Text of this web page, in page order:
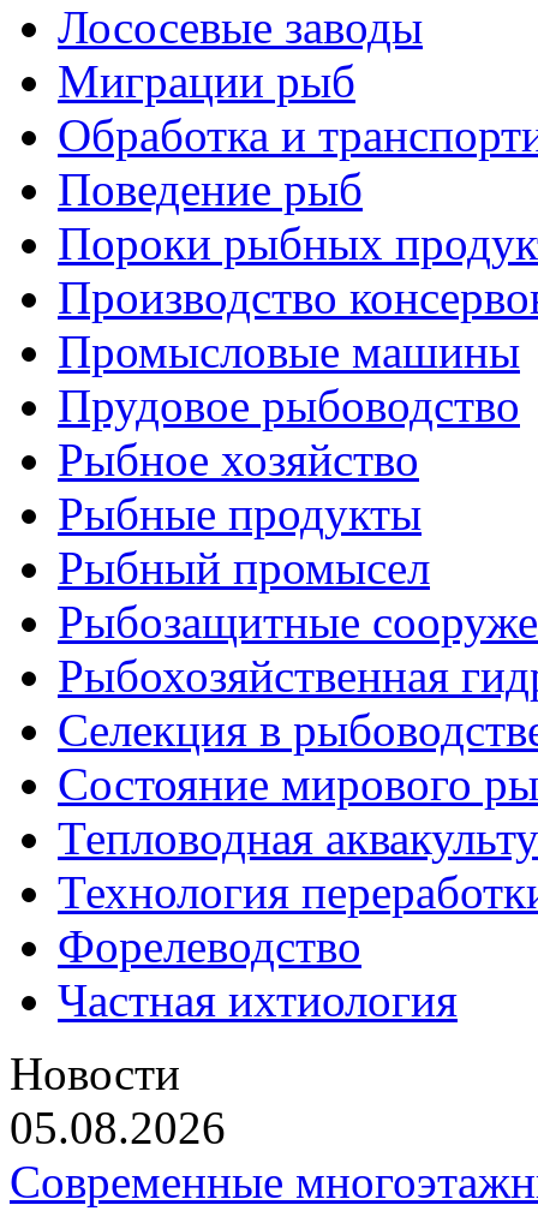
Лососевые заводы
Миграции рыб
Обработка и
Поведение рыб
Пороки рыбных
Производство
Промысловые машины
Прудовое рыбоводство
Рыбное хозяйство
Рыбные продукты
Рыбный промысел
Рыбозащитные
Рыбохозяйственная
Селекция в
Состояние мирового
Тепловодная
Технология
Форелеводство
Частная ихтиология
Новости
05.08.2026
Современные